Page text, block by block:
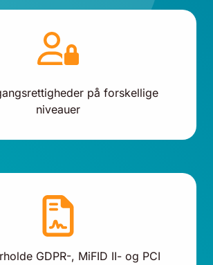
på forskellige
niveauer
GDPR-, MiFID II- og PCI